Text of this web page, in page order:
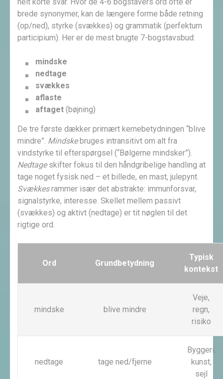
brede synonymer, kan de længere forme både retning
(op/ned), styrke (svækkes) og grammatik (perfektum
participium). Her er de mest brugte 7-bogstavsbud:
mindske
nedtage
svækkes
aflaste
aftaget (bøjning)
De tre første dækker primært kernebetydningen “blive
mindre”. Mindskebruges intransitivt om alt fra
vindstyrke til efterspørgsel (“Bølgerne mindsker”).
Nedtageskifter fokus til den håndgribelige handling at
tage noget fysisk ned – et billede, en mast, julepynt.
Svækkesrammer især det abstrakte: immunforsvar,
signalstyrke, interesse. Skellet mellem passivt
(svækkes) og aktivt (nedtage) er tit nøglen til det
rigtige ord.
Ord Grundbetydning
Typisk
kontekst
mindske blive mindre
Veje,
regn,
risiko
nedtage tage ned/fjerne
Byggeri,
kunst,
sejl